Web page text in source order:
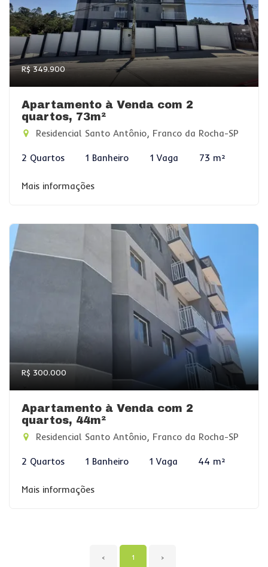
R$ 349.900
Apartamento à Venda com 2
quartos, 73m²
Residencial Santo Antônio, Franco da Rocha-SP
2 Quartos 1 Banheiro 1 Vaga 73 m²
Mais informações
R$ 300.000
Apartamento à Venda com 2
quartos, 44m²
Residencial Santo Antônio, Franco da Rocha-SP
2 Quartos 1 Banheiro 1 Vaga 44 m²
Mais informações
‹ 1 ›